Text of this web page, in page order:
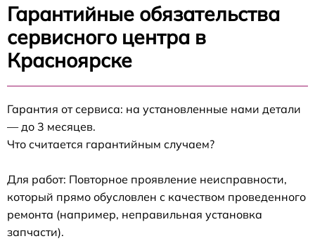
Гарантийные обязательства
сервисного центра в
Красноярске
Гарантия от сервиса: на установленные нами детали
— до 3 месяцев.
Что считается гарантийным случаем?
Для работ: Повторное проявление неисправности,
который прямо обусловлен с качеством проведенного
ремонта (например, неправильная установка
запчасти).